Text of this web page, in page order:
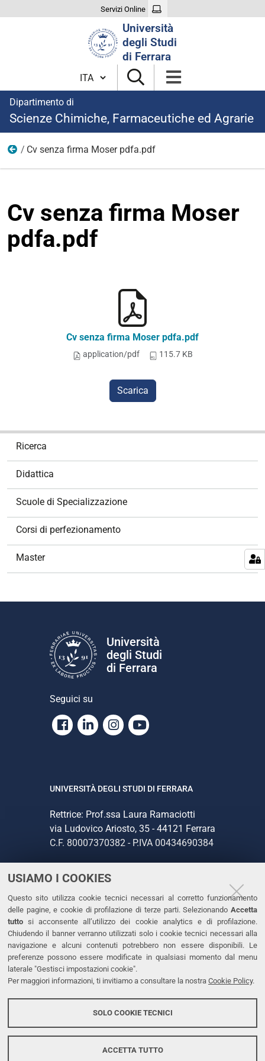
USIAMO I COOKIES
Questo sito utilizza cookie tecnici necessari al corretto funzionamento
delle pagine, e cookie di profilazione di terze parti. Selezionando Accetta
tutto si acconsente all’utilizzo dei cookie analytics e di profilazione.
Chiudendo il banner verranno utilizzati solo i cookie tecnici necessari alla
navigazione e alcuni contenuti potrebbero non essere disponibili. Le
preferenze possono essere modificate in qualsiasi momento dal menu
laterale "Gestisci impostazioni cookie".
Per maggiori informazioni, ti invitiamo a consultare la nostra Cookie Policy.
SOLO COOKIE TECNICI
ACCETTA TUTTO
Servizi Online
Università
degli Studi
di Ferrara
Cambia lingua
Dipartimento di
Scienze Chimiche, Farmaceutiche ed Agrarie
8
Cv senza firma Moser pdfa.pdf
Cv senza firma Moser
pdfa.pdf
Cv senza firma Moser pdfa.pdf
application/pdf 115.7 KB
Scarica
Ricerca
Didattica
Scuole di Specializzazione
Corsi di perfezionamento
Master
Università
degli Studi
di Ferrara
Seguici su
Facebook
LinkedinInstagram
Youtube
UNIVERSITÀ DEGLI STUDI DI FERRARA
Rettrice: Prof.ssa Laura Ramaciotti
via Ludovico Ariosto, 35 - 44121 Ferrara
C.F. 80007370382 - P.IVA 00434690384
CONTATTI
Tel. +39 0532 293111
Fax. +39 0532 293031
PEC
LINKS
Dichiarazione di accessibilità
Protezione dati personali